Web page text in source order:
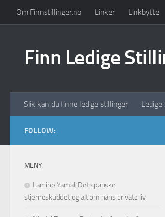
Skip to content
Om Finnstillinger.no Linker Linkbytte
Finn Ledige
Slik kan du finne ledige stillinger
FOLLOW:
MENY
Lamine Yamal: Det spanske
stjerneskuddet og alt om hans private liv